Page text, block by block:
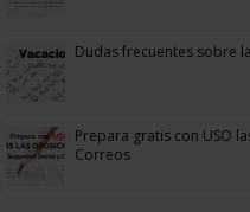
Dudas frecuentes sobre
Prepara gratis con USO
Correos